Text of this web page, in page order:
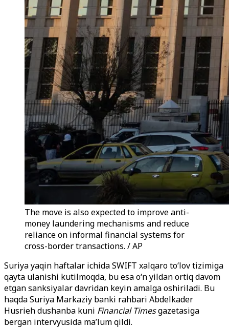
The move is also expected to improve anti-
money laundering mechanisms and reduce
reliance on informal financial systems for
cross-border transactions. / AP
Suriya yaqin haftalar ichida SWIFT xalqaro to‘lov tizimiga
qayta ulanishi kutilmoqda, bu esa o‘n yildan ortiq davom
etgan sanksiyalar davridan keyin amalga oshiriladi. Bu
haqda Suriya Markaziy banki rahbari Abdelkader
Husrieh dushanba kuni Financial Timesgazetasiga
bergan intervyusida ma’lum qildi.